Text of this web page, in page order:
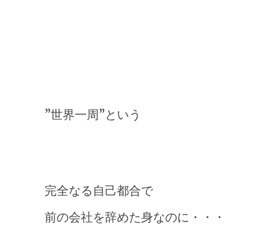
”世界一周”という
完全なる自己都合で
前の会社を辞めた身なのに・・・